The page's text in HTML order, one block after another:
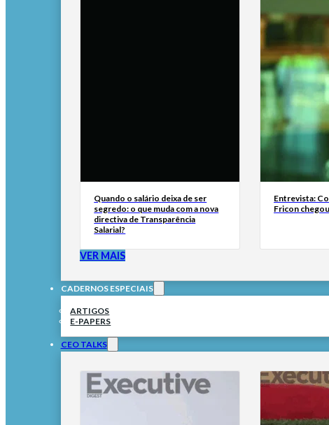
Quando o salário deixa de ser
segredo: o que muda com a nova
directiva de Transparência
Salarial?
Entrevista:
Fricon
VER MAIS
CADERNOS ESPECIAIS
ARTIGOS
E-PAPERS
CEO TALKS